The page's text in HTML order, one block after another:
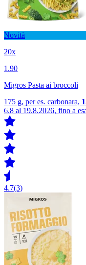
Novità
20x
1.90
Migros Pasta ai broccoli
175 g, per es. carbonara,
6.8 al 19.8.2026, fino a
4.7(3)